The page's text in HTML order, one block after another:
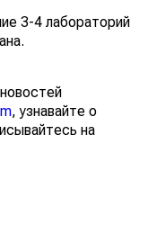
3-4 лабораторий
, узнавайте о
на